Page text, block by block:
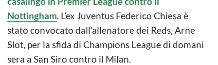
Nottingham. L’ex Juventus Federico Chiesa è
stato convocato dall’allenatore dei Reds, Arne
Slot, per la sfida di Champions League di domani
sera a San Siro contro il Milan.